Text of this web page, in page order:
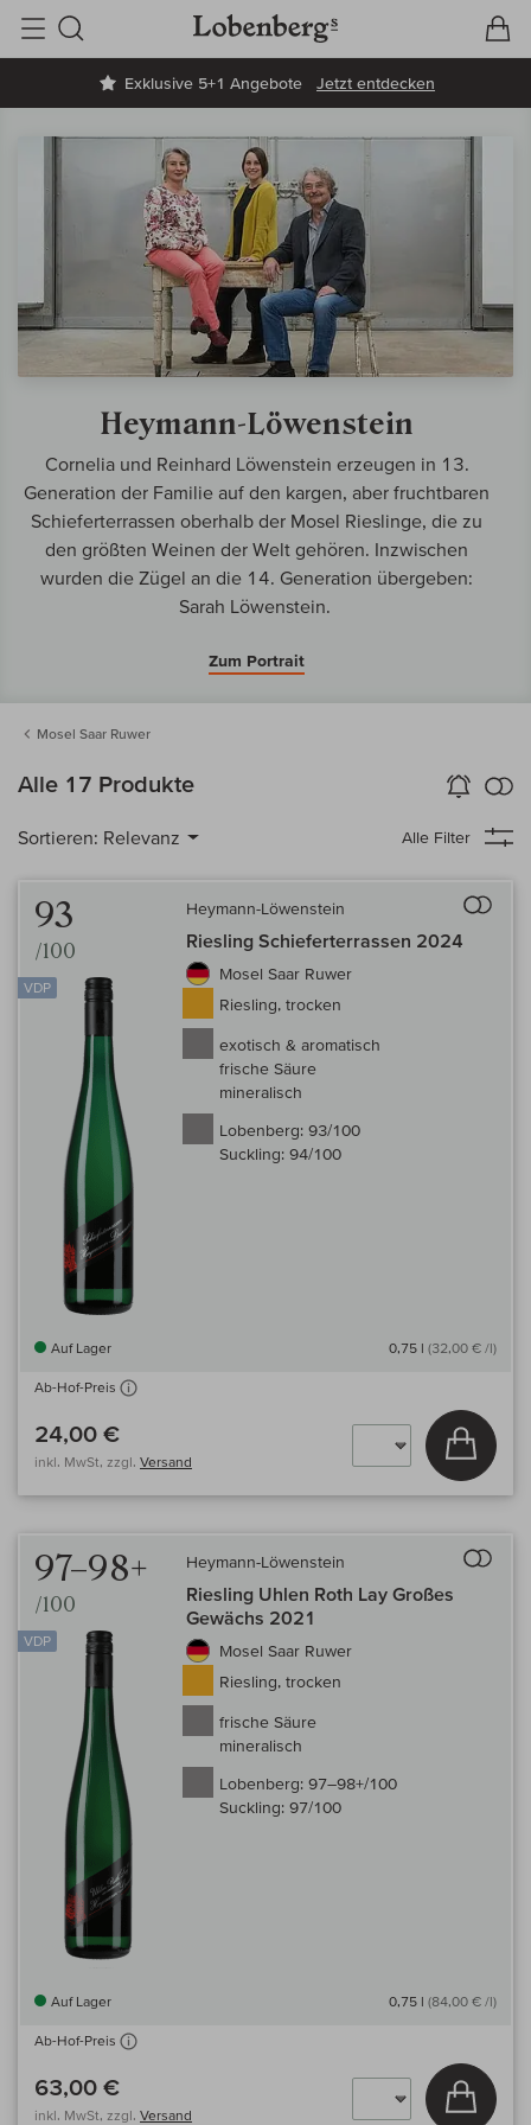
Exklusive 5+1 Angebote Jetzt entdecken
Suche
Heymann-Löwenstein
Cornelia und Reinhard Löwenstein erzeugen in 13.
Generation der Familie auf den kargen, aber fruchtbaren
Schieferterrassen oberhalb der Mosel Rieslinge, die zu
den größten Weinen der Welt gehören. Inzwischen
wurden die Zügel an die 14. Generation übergeben:
Sarah Löwenstein.
Zum Portrait
Mosel Saar Ruwer
Alle 17 Produkte Wein-Alarm
aktivieren
Sortieren: Relevanz Alle Filter
93
/100
VDP
Heymann-Löwenstein
Riesling Schieferterrassen 2024
Mosel Saar Ruwer
Riesling, trocken
exotisch & aromatisch
frische Säure
mineralisch
Lobenberg: 93/100
Suckling: 94/100
Auf Lager 0,75 l (32,00 € /l)
Ab-Hof-Preis
24,00 €
inkl. MwSt, zzgl. Versand
In
97–98+
/100
VDP
Heymann-Löwenstein
Riesling Uhlen Roth Lay Großes
Gewächs 2021
Mosel Saar Ruwer
Riesling, trocken
frische Säure
mineralisch
Lobenberg: 97–98+/100
Suckling: 97/100
Auf Lager 0,75 l (84,00 € /l)
Ab-Hof-Preis
63,00 €
inkl. MwSt, zzgl. Versand
In